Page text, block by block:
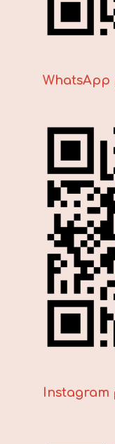
Instagram